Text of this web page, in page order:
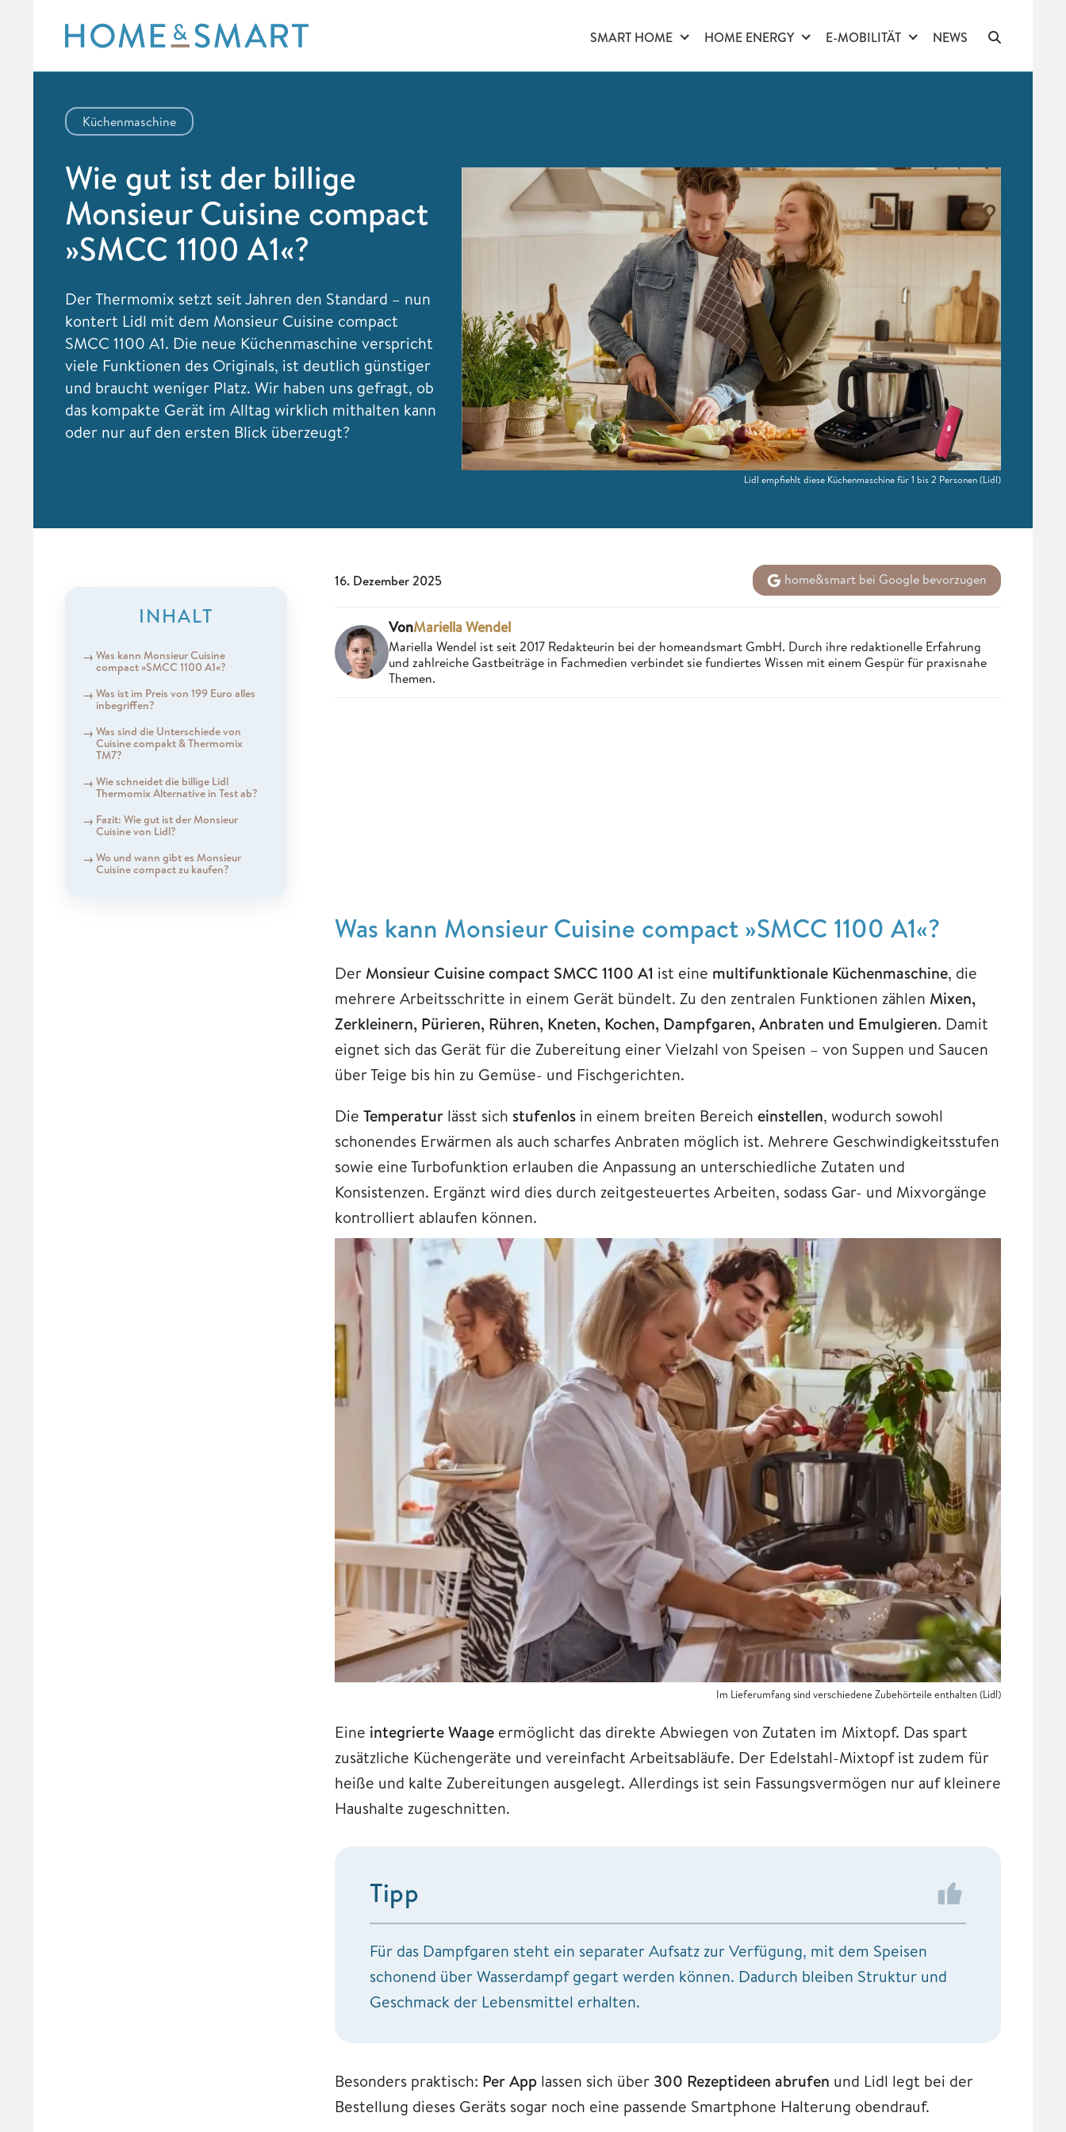
content
SMART HOME HOME ENERGY E-MOBILITÄT NEWS
Küchenmaschine
Wie gut ist der billige
Monsieur Cuisine compact
»SMCC 1100 A1«?
Der Thermomix setzt seit Jahren den Standard – nun
kontert Lidl mit dem Monsieur Cuisine compact
SMCC 1100 A1. Die neue Küchenmaschine verspricht
viele Funktionen des Originals, ist deutlich günstiger
und braucht weniger Platz. Wir haben uns gefragt, ob
das kompakte Gerät im Alltag wirklich mithalten kann
oder nur auf den ersten Blick überzeugt?
Lidl empfiehlt diese Küchenmaschine für 1 bis 2 Personen(Lidl)
INHALT
Was kann Monsieur Cuisine
compact »SMCC 1100 A1«?
Was ist im Preis von 199 Euro alles
inbegriffen?
Was sind die Unterschiede von
Cuisine compakt & Thermomix
TM7?
Wie schneidet die billige Lidl
Thermomix Alternative in Test ab?
Fazit: Wie gut ist der Monsieur
Cuisine von Lidl?
Wo und wann gibt es Monsieur
Cuisine compact zu kaufen?
16. Dezember 2025 home&smart bei Google bevorzugen
VonMariella Wendel
Mariella Wendel ist seit 2017 Redakteurin bei der homeandsmart GmbH. Durch ihre redaktionelle Erfahrung
und zahlreiche Gastbeiträge in Fachmedien verbindet sie fundiertes Wissen mit einem Gespür für praxisnahe
Themen.
Was kann Monsieur Cuisine compact »SMCC 1100 A1«?
Der Monsieur Cuisine compact SMCC 1100 A1 ist eine multifunktionale Küchenmaschine, die
mehrere Arbeitsschritte in einem Gerät bündelt. Zu den zentralen Funktionen zählen Mixen,
Zerkleinern, Pürieren, Rühren, Kneten, Kochen, Dampfgaren, Anbraten und Emulgieren. Damit
eignet sich das Gerät für die Zubereitung einer Vielzahl von Speisen – von Suppen und Saucen
über Teige bis hin zu Gemüse- und Fischgerichten.
Die Temperatur lässt sich stufenlos in einem breiten Bereich einstellen, wodurch sowohl
schonendes Erwärmen als auch scharfes Anbraten möglich ist. Mehrere Geschwindigkeitsstufen
sowie eine Turbofunktion erlauben die Anpassung an unterschiedliche Zutaten und
Konsistenzen. Ergänzt wird dies durch zeitgesteuertes Arbeiten, sodass Gar- und Mixvorgänge
kontrolliert ablaufen können.
Im Lieferumfang sind verschiedene Zubehörteile enthalten (Lidl)
Eine integrierte Waage ermöglicht das direkte Abwiegen von Zutaten im Mixtopf. Das spart
zusätzliche Küchengeräte und vereinfacht Arbeitsabläufe. Der Edelstahl-Mixtopf ist zudem für
heiße und kalte Zubereitungen ausgelegt. Allerdings ist sein Fassungsvermögen nur auf kleinere
Haushalte zugeschnitten.
Tipp
Für das Dampfgaren steht ein separater Aufsatz zur Verfügung, mit dem Speisen
schonend über Wasserdampf gegart werden können. Dadurch bleiben Struktur und
Geschmack der Lebensmittel erhalten.
Besonders praktisch: Per App lassen sich über 300 Rezeptideen abrufen und Lidl legt bei der
Bestellung dieses Geräts sogar noch eine passende Smartphone Halterung obendrauf.